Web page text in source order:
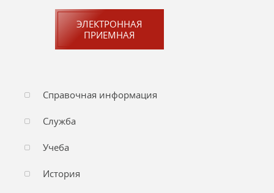
ЭЛЕКТРОННАЯ
ПРИЕМНАЯ
Справочная информация
Служба
Учеба
История